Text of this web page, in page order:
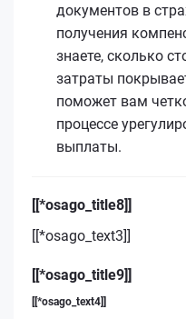
документов в
получения
знаете, сколько
затраты
поможет вам
процессе
выплаты.
[[*osago_title8]]
[[*osago_text3]]
[[*osago_title9]]
[[*osago_text4]]